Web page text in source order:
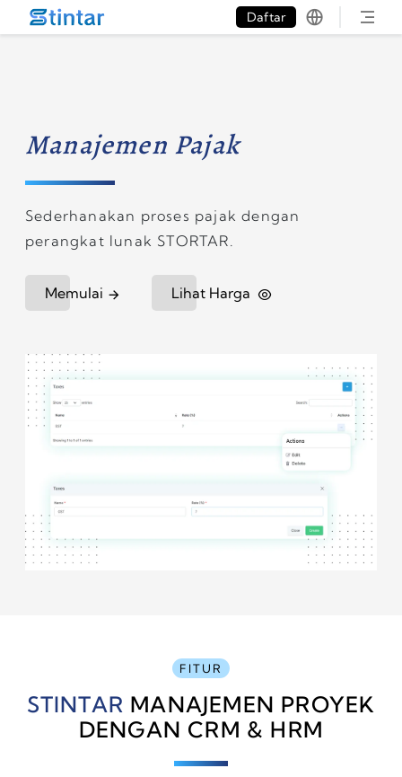
put google tag in file
Daftar
Manajemen Pajak
Sederhanakan proses pajak dengan
perangkat lunak STORTAR.
Memulai Lihat Harga
FITUR
STINTAR MANAJEMEN PROYEK
DENGAN CRM & HRM